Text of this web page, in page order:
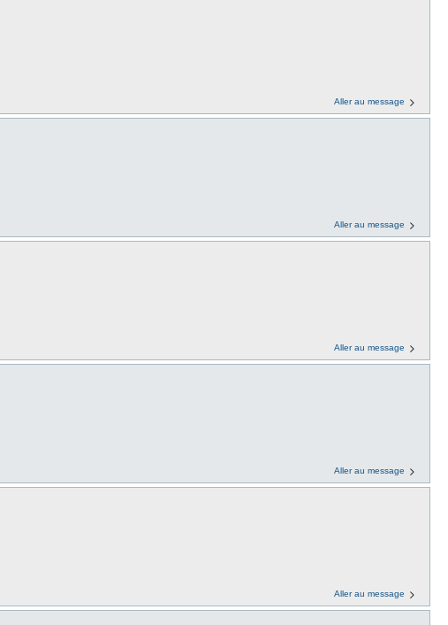
Aller au message
Aller au message
Aller au message
Aller au message
Aller au message